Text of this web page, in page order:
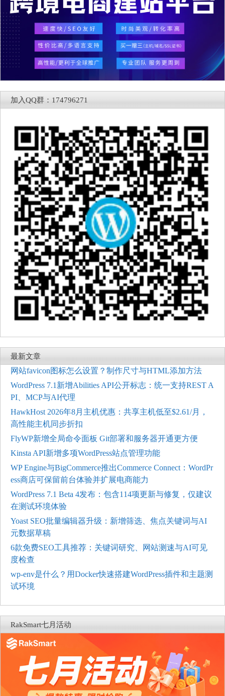
加入QQ群：174796271
最新文章
网站favicon图标怎么设置？制作尺寸与HTML添加方法
WordPress 7.1新增Abilities API公开标志：统一支持REST A
PI、MCP与AI代理
HawkHost 2026年8月主机优惠：共享主机低至$2.61/月，
高性能主机同步折扣
FlyWP新增全局命令面板 Git部署和服务器开通更方便
Kinsta API新增多项WordPress站点管理功能
WP Engine与BigCommerce推出Commerce Connect：WordPr
ess商店可保留前台体验并扩展电商能力
WordPress 7.1 Beta 4发布：包含114项更新与修复，仅建议
在测试环境体验
Yoast SEO批量编辑器升级：新增筛选、焦点关键词与AI
元数据草稿
6款免费SEO工具推荐：关键词研究、网站测速与AI可见
度检查
wp-env是什么？用Docker快速搭建WordPress插件和主题测
试环境
RakSmart七月活动